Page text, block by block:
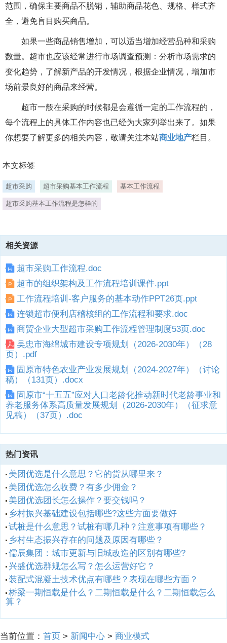
范围，确保主要商品不脱销，辅助商品花色、规格、样式齐
全，避免盲目购买商品。
如果一些商品销售增加，可以适当增加经营品种和采购
数量。超市也应该经常进行市场调查预测：分析市场需求的
变化趋势，了解新产品的开发情况，根据企业情况，增加市
场前景良好的商品来经营。
超市一般在采购的时候都是会遵循一定的工作流程的，
每个流程上的具体工作内容也已经为大家列举出来了。如果
你想要了解更多的相关内容，敬请关注本站商业地产栏目。
本文标签
超市采购 超市采购基本工作流程 基本工作流程
超市采购基本工作流程是怎样的
相关资源
超市采购工作流程.doc
超市的组织架构及工作流程培训课件.ppt
工作流程培训-客户服务的基本动作PPT26页.ppt
连锁超市便利店稽核组的工作流程和要求.doc
商贸企业大型超市采购工作流程管理制度53页.doc
吴忠市海绵城市建设专项规划（2026-2030年）（28
页）.pdf
固原市特色农业产业发展规划（2024-2027年）（讨论
稿）（131页）.docx
固原市“十五五”应对人口老龄化推动新时代老龄事业和
养老服务体系高质量发展规划（2026-2030年）（征求意
见稿）（37页）.doc
热门资讯
美团优选是什么意思？它的货从哪里来？
美团优选怎么收费？有多少佣金？
美团优选团长怎么操作？要交钱吗？
乡村振兴基础建设包括哪些?这些方面要做好
试桩是什么意思？试桩有哪几种？注意事项有哪些？
乡村生态振兴存在的问题及原因有哪些？
儒辰集团：城市更新与旧城改造的区别有哪些?
兴盛优选群规怎么写？怎么运营好它？
装配式混凝土技术优点有哪些？表现在哪些方面？
桥梁一期恒载是什么？二期恒载是什么？二期恒载怎么
算？
当前位置： 首页 > 新闻中心 > 商业模式